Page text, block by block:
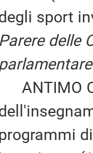
sport
Parere delle
ANTIMO